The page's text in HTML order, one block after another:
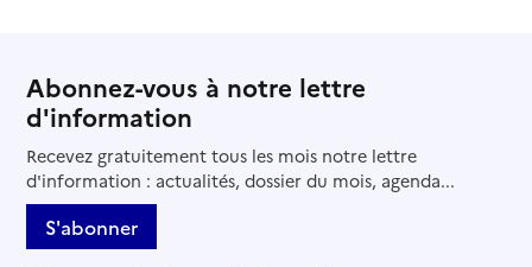
Abonnez-vous à notre lettre
d'information
Recevez gratuitement tous les mois notre lettre
d'information : actualités, dossier du mois, agenda...
S'abonner